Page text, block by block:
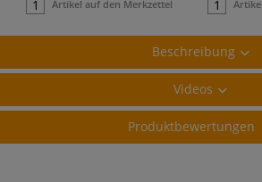
Artikel auf den Merkzettel
Beschreibung
Videos
Produktbewertungen